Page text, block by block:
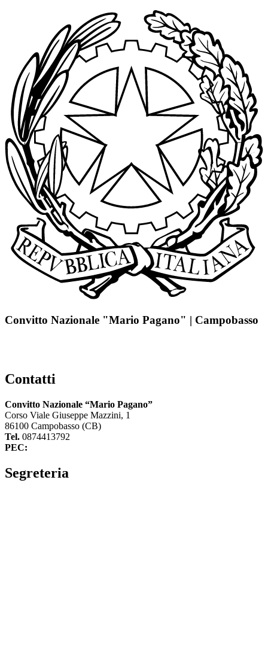
Convitto Nazionale "Mario Pagano" | Campobasso
Contatti
Convitto Nazionale “Mario Pagano”
Corso Viale Giuseppe Mazzini, 1
86100 Campobasso (CB)
Tel. 0874413792
PEC:
Segreteria